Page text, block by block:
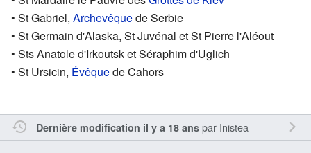
• St Gabriel, Archevêquede Serbie
• St Germain d'Alaska, St Juvénal et St Pierre l'Aléout
• Sts Anatole d'Irkoutsk et Séraphim d'Uglich
• St Ursicin, Évêquede Cahors
Dernière modification il y a 18 anspar Inistea